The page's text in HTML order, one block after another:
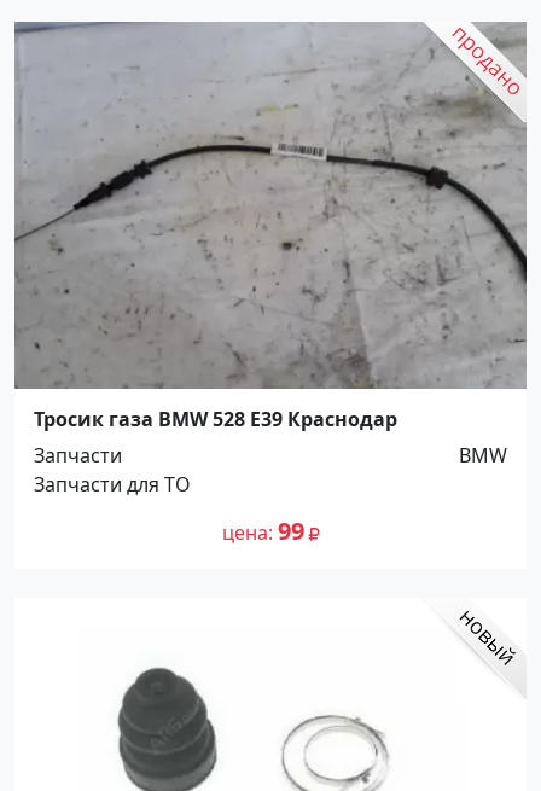
Тросик газа BMW 528 E39 Краснодар
Запчасти
BMW
Запчасти для ТО
цена 99